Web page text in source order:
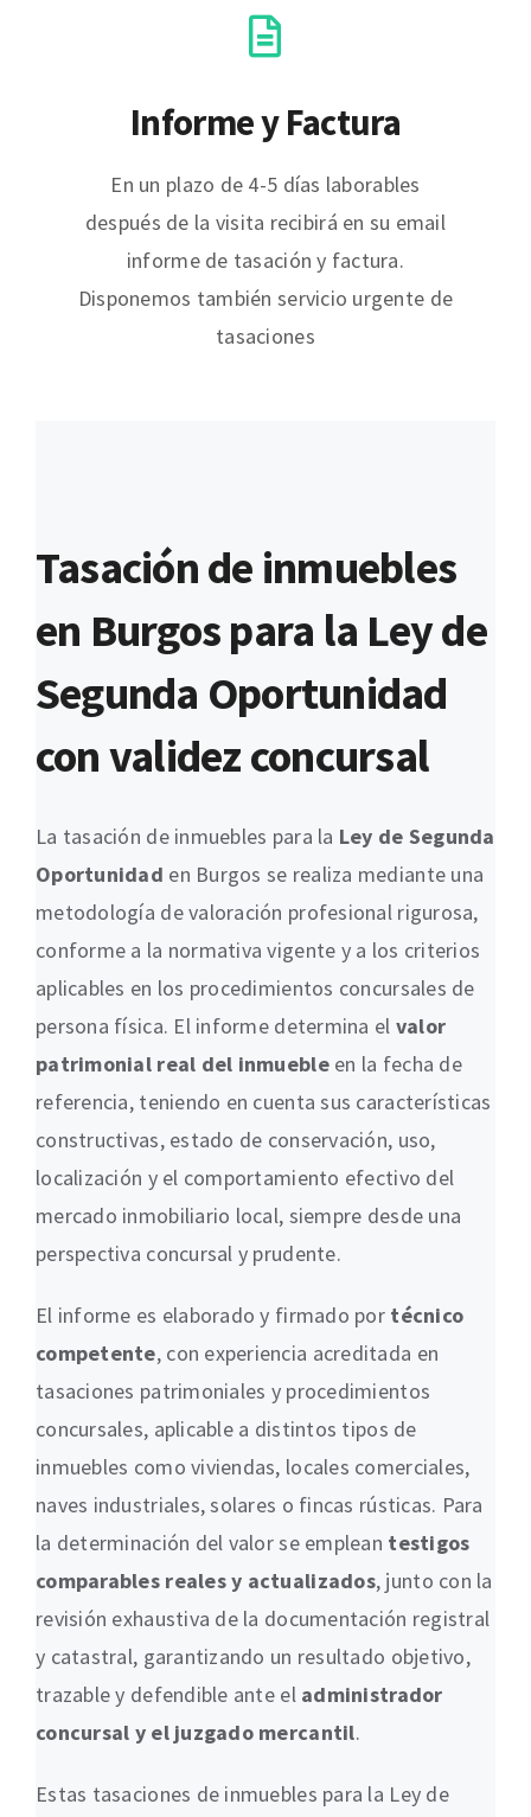
Informe y Factura
En un plazo de 4-5 días laborables
después de la visita recibirá en su email
informe de tasación y factura.
Disponemos también servicio urgente de
tasaciones
Tasación de inmuebles
en Burgos para la Ley de
Segunda Oportunidad
con validez concursal
La tasación de inmuebles para la Ley de Segunda
Oportunidad en Burgos se realiza mediante una
metodología de valoración profesional rigurosa,
conforme a la normativa vigente y a los criterios
aplicables en los procedimientos concursales de
persona física. El informe determina el valor
patrimonial real del inmuebleen la fecha de
referencia, teniendo en cuenta sus características
constructivas, estado de conservación, uso,
localización y el comportamiento efectivo del
mercado inmobiliario local, siempre desde una
perspectiva concursal y prudente.
El informe es elaborado y firmado por técnico
competente, con experiencia acreditada en
tasaciones patrimoniales y procedimientos
concursales, aplicable a distintos tipos de
inmuebles como viviendas, locales comerciales,
naves industriales, solares o fincas rústicas. Para
la determinación del valor se emplean testigos
comparables reales y actualizados, junto con la
revisión exhaustiva de la documentación registral
y catastral, garantizando un resultado objetivo,
trazable y defendible ante el administrador
concursal y el juzgado mercantil.
Estas tasaciones de inmuebles para la Ley de